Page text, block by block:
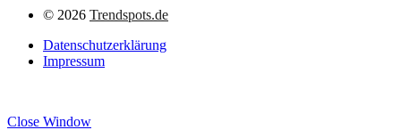
© 2026 Trendspots.de
Datenschutzerklärung
Impressum
Close Window